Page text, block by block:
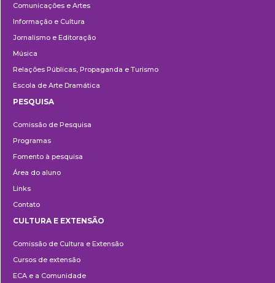
Comunicações e Artes
Informação e Cultura
Jornalismo e Editoração
Música
Relações Públicas, Propaganda e Turismo
Escola de Arte Dramática
PESQUISA
Comissão de Pesquisa
Programas
Fomento à pesquisa
Área do aluno
Links
Contato
e
Extensão
CULTURA E EXTENSÃO
Comissão de Cultura e Extensão
Cursos de extensão
ECA e a Comunidade